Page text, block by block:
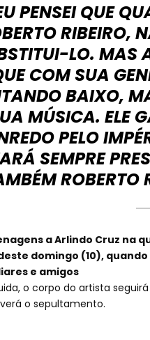
PENSEI QUE
RIBEIRO,
LO. MAS
COM SUA
BAIXO,
MÚSICA. ELE
PELO
SEMPRE
ROBERTO
a Arlindo Cruz na
domingo (10),
e amigos
o corpo do artista
o sepultamento.